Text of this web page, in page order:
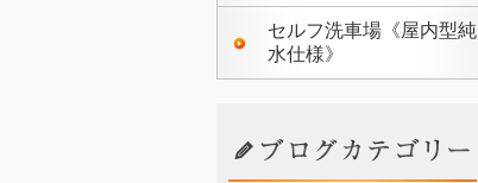
セルフ洗車場《屋内型純
水仕様》